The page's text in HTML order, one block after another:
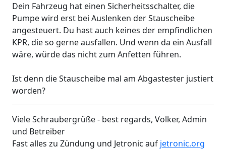
Dein Fahrzeug hat einen Sicherheitsschalter, die
Pumpe wird erst bei Auslenken der Stauscheibe
angesteuert. Du hast auch keines der empfindlichen
KPR, die so gerne ausfallen. Und wenn da ein Ausfall
wäre, würde das nicht zum Anfetten führen.
Ist denn die Stauscheibe mal am Abgastester justiert
worden?
Viele Schraubergrüße - best regards, Volker, Admin
und Betreiber
Fast alles zu Zündung und Jetronic auf jetronic.org